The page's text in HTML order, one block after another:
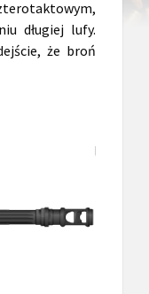
długiej lufy.
że broń